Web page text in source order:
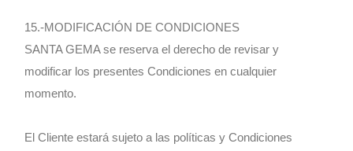
15.-MODIFICACIÓN DE CONDICIONES
SANTA GEMA se reserva el derecho de revisar y
modificar los presentes Condiciones en cualquier
momento.
El Cliente estará sujeto a las políticas y Condiciones